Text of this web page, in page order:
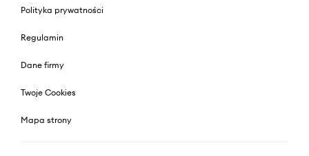
Polityka prywatności
Regulamin
Dane firmy
Twoje Cookies
Mapa strony